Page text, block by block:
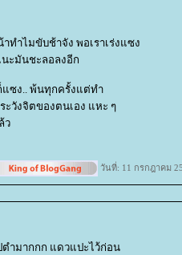
ทำไมขับช้าจัง พอเราเร่งแซง
ะมันชะลอลงอีก
แซง.. พ้นทุกครั้งแต่ทำ
ะวังจิตของตนเอง แหะ ๆ
ว
วันที่: 11 กรกฎาคม
ตำมากกก แดวแปะไว้ก่อน